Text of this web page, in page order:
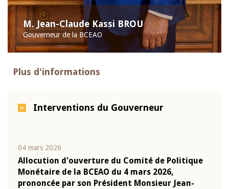
M. Jean-Claude Kassi BROU
Gouverneur de la BCEAO
Plus d'informations
Interventions du Gouverneur
04 mars 2026
Allocution d'ouverture du Comité de Politique
Monétaire de la BCEAO du 4 mars 2026,
prononcée par son Président Monsieur Jean-